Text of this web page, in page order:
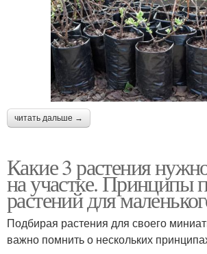
читать дальше →
Какие 3 растения
на участке. Принципы
растений для
Подбирая растения для своего
важно помнить о нескольких